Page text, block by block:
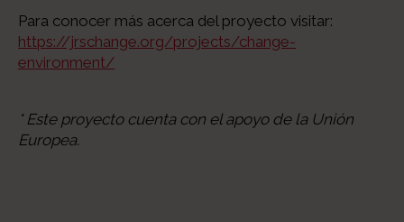
Para conocer más acerca del proyecto visitar:
https://jrschange.org/projects/change-
environment/
* Este proyecto cuenta con el apoyo de la Unión
Europea.